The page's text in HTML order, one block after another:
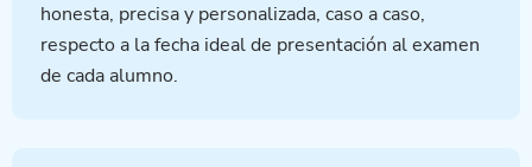
honesta, precisa y personalizada, caso a caso,
respecto a la fecha ideal de presentación al examen
de cada alumno.